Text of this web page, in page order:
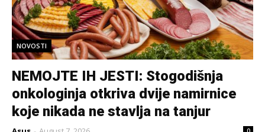
NOVOSTI
NEMOJTE IH JESTI: Stogodišnja
onkologinja otkriva dvije namirnice
koje nikada ne stavlja na tanjur